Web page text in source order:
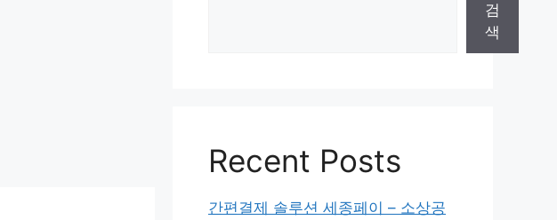
검
색
Recent Posts
간편결제 솔루션 세종페이 – 소상공